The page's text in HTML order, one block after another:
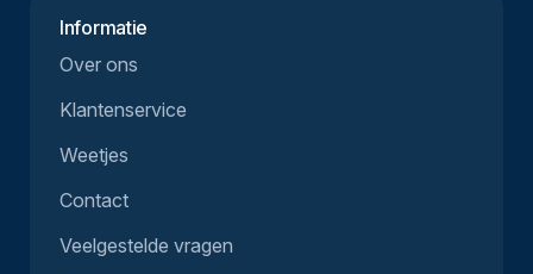
Informatie
Over ons
Klantenservice
Weetjes
Contact
Veelgestelde vragen